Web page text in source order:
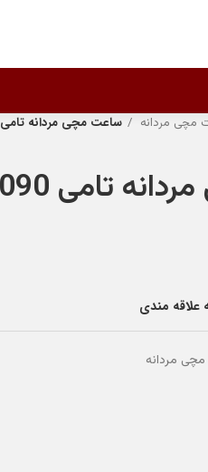
مچی مردانه ساعت مچی مردانه تامی 1792090
تامی 1792090
علاقه مندی
مردانه